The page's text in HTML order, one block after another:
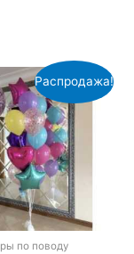
Распродажа!
по поводу